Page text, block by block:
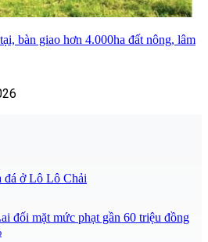
bàn giao hơn 4.000ha đất nông, lâm
đá ở Lô Lô Chải
đối mặt mức phạt gần 60 triệu đồng